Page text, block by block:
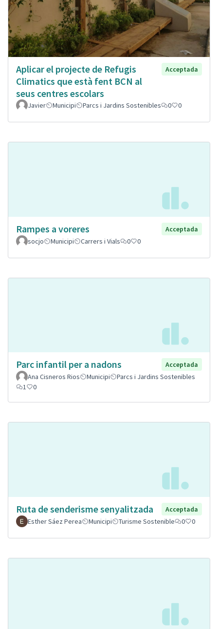
Aplicar el projecte de Refugis
Climatics que està fent BCN al
seus centres escolars
Acceptada
Javier Municipi Parcs i Jardins Sostenibles 0 0
Rampes a voreres
Acceptada
socjo
Municipi Carrers i Vials 0 0
Parc infantil per a nadons
Acceptada
Ana Cisneros Rios
Municipi
Parcs i Jardins Sostenibles
1
0
Ruta de senderisme senyalitzada
Acceptada
Esther Sáez Perea
Municipi Turisme Sostenible 0 0